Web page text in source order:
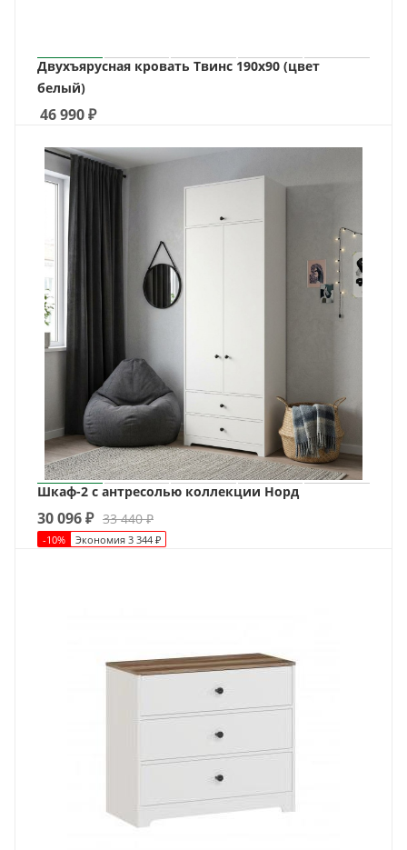
Двухъярусная кровать Твинс 190х90 (цвет
белый)
46 990₽
Шкаф-2 с антресолью коллекции Норд
30 096₽ 33 440₽
-10% Экономия 3 344 ₽